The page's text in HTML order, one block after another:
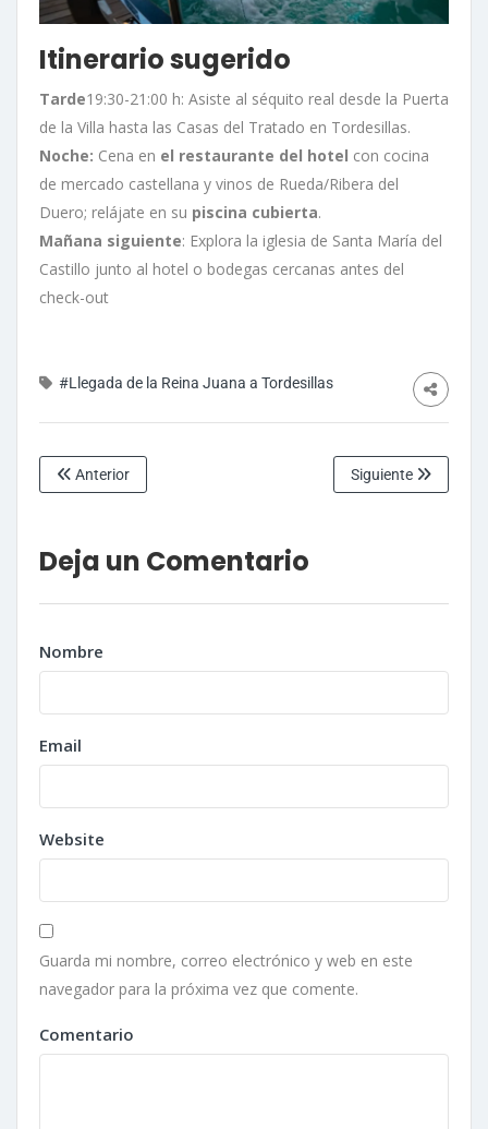
Itinerario sugerido
Tarde19:30-21:00 h: Asiste al séquito real desde la Puerta
de la Villa hasta las Casas del Tratado en Tordesillas.
Noche: Cena en el restaurante del hotel con cocina
de mercado castellana y vinos de Rueda/Ribera del
Duero; relájate en su piscina cubierta.
Mañana siguiente: Explora la iglesia de Santa María del
Castillo junto al hotel o bodegas cercanas antes del
check-out
#Llegada de la Reina Juana a Tordesillas
Anterior Siguiente
Deja un Comentario
Nombre
Email
Website
Guarda mi nombre, correo electrónico y web en este
navegador para la próxima vez que comente.
Comentario